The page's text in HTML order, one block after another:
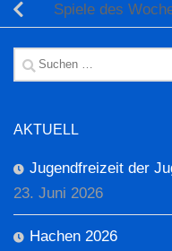
Spiele des
Suchen
nach:
AKTUELL
Jugendfreizeit der
23. Juni 2026
Hachen 2026